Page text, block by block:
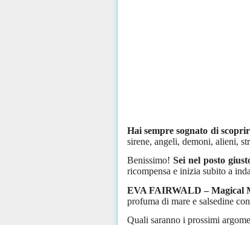
Hai sempre sognato di
sirene, angeli, demoni, alieni,
Benissimo! Sei nel posto
ricompensa e inizia subito a
EVA FAIRWALD – Magical
profuma di mare e salsedine
Quali saranno i prossimi